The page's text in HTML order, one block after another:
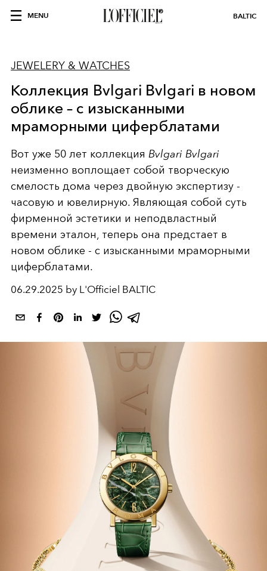
MENU BALTIC
JEWELERY & WATCHES
Коллекция Bvlgari Bvlgari в новом
облике – с изысканными
мраморными циферблатами
Вот уже 50 лет коллекция Bvlgari Bvlgari
неизменно воплощает собой творческую
смелость дома через двойную экспертизу -
часовую и ювелирную. Являющая собой суть
фирменной эстетики и неподвластный
времени эталон, теперь она предстает в
новом облике - с изысканными мраморными
циферблатами.
06.29.2025 by L'Officiel BALTIC